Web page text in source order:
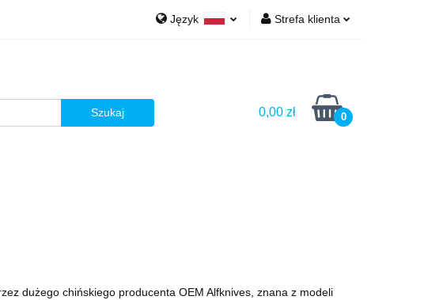
Język Strefa klienta
Dodaj zgłoszenie
Zgody cookies
0,00 zł 0
dużego chińskiego producenta OEM Alfknives, znana z modeli